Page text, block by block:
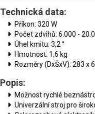
Technická data:
Příkon: 320 W
Počet zdvihů: 6.000 -
Úhel kmitu: 3,2 °
Hmotnost: 1,6 kg
Rozměry (DxŠxV): 283 x
Popis:
Možnost rychlé
Univerzální stroj pro